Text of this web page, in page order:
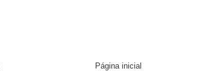
Página inicial